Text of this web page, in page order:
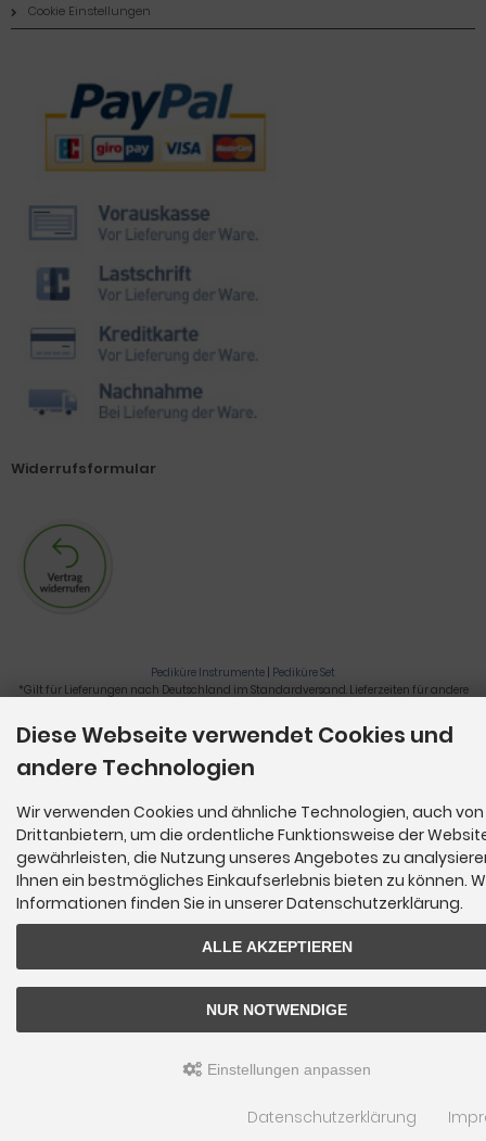
Cookie Einstellungen
Zahlungsmethoden
Widerrufsformular
Pediküre Instrumente | Pediküre Set
*Gilt für Lieferungen nach Deutschland im Standardversand. Lieferzeiten für andere
Nagelzange, Podologie, Pediküre, Fußpflegegeräte, Nagelfräser © 2026
Diese Webseite verwendet Cookies und
andere Technologien
Wir verwenden Cookies und ähnliche Technologien, auch von
Drittanbietern, um die ordentliche Funktionsweise der
gewährleisten, die Nutzung unseres Angebotes zu
Ihnen ein bestmögliches Einkaufserlebnis bieten zu können.
Informationen finden Sie in unserer Datenschutzerklärung.
ALLE AKZEPTIEREN
NUR NOTWENDIGE
Einstellungen anpassen
Datenschutzerklärung